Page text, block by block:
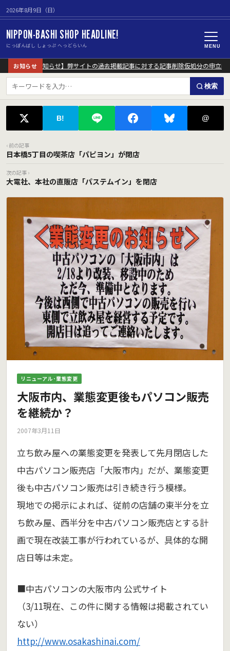
2026年8月9日（日）
NIPPON-BASHI SHOP HEADLINE!
にっぽんばし しょっぷ へっどらいん MENU
お知らせ
【重要なお知らせ】弊サイトの過去掲載記事に対する記事削除仮処分の申立に
検索
B! @
‹ 前の記事
日本橋5丁目の喫茶店「パピヨン」が閉店
次の記事 ›
大電社、本社の直販店「パステムイン」を閉店
リニューアル･業態変更
大阪市内、業態変更後もパソコン販売
を継続か？
2007年3月11日
立ち飲み屋への業態変更を発表して先月閉店した
中古パソコン販売店「大阪市内」だが、業態変更
後も中古パソコン販売は引き続き行う模様。
現地での掲示によれば、従前の店舗の東半分を立
ち飲み屋、西半分を中古パソコン販売店とする計
画で現在改装工事が行われているが、具体的な開
店日等は未定。
■中古パソコンの大阪市内 公式サイト
（3/11現在、この件に関する情報は掲載されてい
ない）
http://www.osakashinai.com/